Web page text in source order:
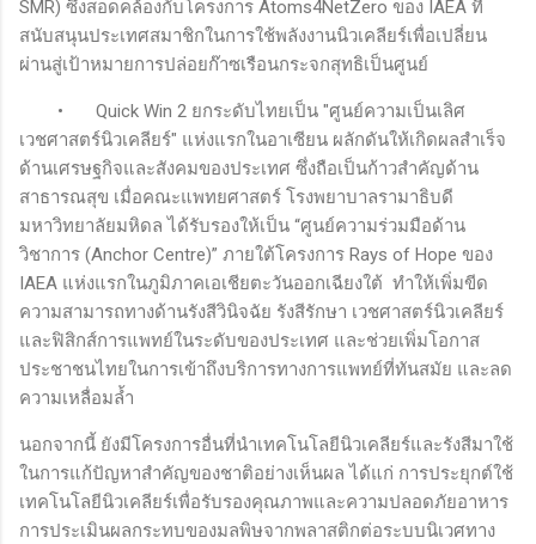
SMR) ซึ่งสอดคล้องกับโครงการ Atoms4NetZero ของ IAEA ที่
สนับสนุนประเทศสมาชิกในการใช้พลังงานนิวเคลียร์เพื่อเปลี่ยน
ผ่านสู่เป้าหมายการปล่อยก๊าซเรือนกระจกสุทธิเป็นศูนย์
•
Quick Win 2 ยกระดับไทยเป็น "ศูนย์ความเป็นเลิศ
เวชศาสตร์นิวเคลียร์" แห่งแรกในอาเซียน ผลักดันให้เกิดผลสำเร็จ
ด้านเศรษฐกิจและสังคมของประเทศ ซึ่งถือเป็นก้าวสำคัญด้าน
สาธารณสุข เมื่อคณะแพทยศาสตร์ โรงพยาบาลรามาธิบดี
มหาวิทยาลัยมหิดล ได้รับรองให้เป็น “ศูนย์ความร่วมมือด้าน
วิชาการ (Anchor Centre)” ภายใต้โครงการ Rays of Hope ของ
IAEA แห่งแรกในภูมิภาคเอเชียตะวันออกเฉียงใต้ ทำให้เพิ่มขีด
ความสามารถทางด้านรังสีวินิจฉัย รังสีรักษา เวชศาสตร์นิวเคลียร์
และฟิสิกส์การแพทย์ในระดับของประเทศ และช่วยเพิ่มโอกาส
ประชาชนไทยในการเข้าถึงบริการทางการแพทย์ที่ทันสมัย และลด
ความเหลื่อมล้ำ
นอกจากนี้ ยังมีโครงการอื่นที่นำเทคโนโลยีนิวเคลียร์และรังสีมาใช้
ในการแก้ปัญหาสำคัญของชาติอย่างเห็นผล ได้แก่ การประยุกต์ใช้
เทคโนโลยีนิวเคลียร์เพื่อรับรองคุณภาพและความปลอดภัยอาหาร
การประเมินผลกระทบของมลพิษจากพลาสติกต่อระบบนิเวศทาง